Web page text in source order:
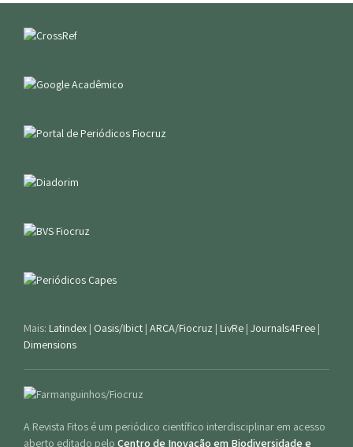
Mais: Latindex | Oasis/Ibict | ARCA/Fiocruz | LivRe | Journals4Free |
Dimensions
A Revista Fitos é um periódico científico interdisciplinar em acesso
aberto editado pelo Centro de Inovação em Biodiversidade e